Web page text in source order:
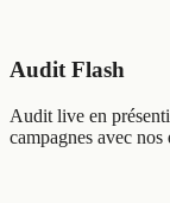
Audit Flash
Audit live en
campagnes avec nos